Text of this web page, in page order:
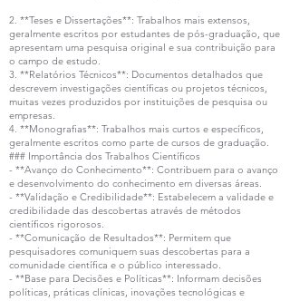
2. **Teses e Dissertações**: Trabalhos mais extensos,
geralmente escritos por estudantes de pós-graduação, que
apresentam uma pesquisa original e sua contribuição para
o campo de estudo.
3. **Relatórios Técnicos**: Documentos detalhados que
descrevem investigações científicas ou projetos técnicos,
muitas vezes produzidos por instituições de pesquisa ou
empresas.
4. **Monografias**: Trabalhos mais curtos e específicos,
geralmente escritos como parte de cursos de graduação.
### Importância dos Trabalhos Científicos
- **Avanço do Conhecimento**: Contribuem para o avanço
e desenvolvimento do conhecimento em diversas áreas.
- **Validação e Credibilidade**: Estabelecem a validade e
credibilidade das descobertas através de métodos
científicos rigorosos.
- **Comunicação de Resultados**: Permitem que
pesquisadores comuniquem suas descobertas para a
comunidade científica e o público interessado.
- **Base para Decisões e Políticas**: Informam decisões
políticas, práticas clínicas, inovações tecnológicas e